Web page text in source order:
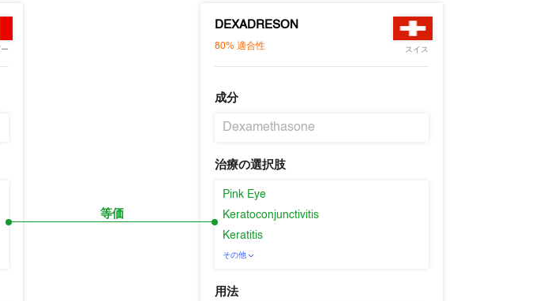
等価
DEXADRESON
80% 適合性 スイス
成分
Dexamethasone
治療の選択肢
Pink Eye
Keratoconjunctivitis
Keratitis
その他
用法